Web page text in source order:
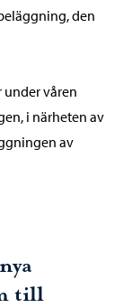
den
våren
i närheten av
av
till